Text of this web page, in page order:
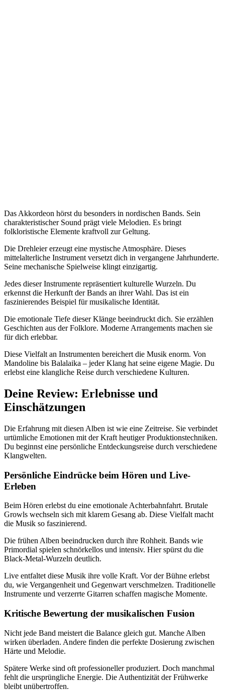
Das Akkordeon hörst du besonders in nordischen Bands. Sein
charakteristischer Sound prägt viele Melodien. Es bringt
folkloristische Elemente kraftvoll zur Geltung.
Die Drehleier erzeugt eine mystische Atmosphäre. Dieses
mittelalterliche Instrument versetzt dich in vergangene Jahrhunderte.
Seine mechanische Spielweise klingt einzigartig.
Jedes dieser Instrumente repräsentiert kulturelle Wurzeln. Du
erkennst die Herkunft der Bands an ihrer Wahl. Das ist ein
faszinierendes Beispiel für musikalische Identität.
Die emotionale Tiefe dieser Klänge beeindruckt dich. Sie erzählen
Geschichten aus der Folklore. Moderne Arrangements machen sie
für dich erlebbar.
Diese Vielfalt an Instrumenten bereichert die Musik enorm. Von
Mandoline bis Balalaika – jeder Klang hat seine eigene Magie. Du
erlebst eine klangliche Reise durch verschiedene Kulturen.
Deine Review: Erlebnisse und
Einschätzungen
Die Erfahrung mit diesen Alben ist wie eine Zeitreise. Sie verbindet
urtümliche Emotionen mit der Kraft heutiger Produktionstechniken.
Du beginnst eine persönliche Entdeckungsreise durch verschiedene
Klangwelten.
Persönliche Eindrücke beim Hören und Live-
Erleben
Beim Hören erlebst du eine emotionale Achterbahnfahrt. Brutale
Growls wechseln sich mit klarem Gesang ab. Diese Vielfalt macht
die Musik so faszinierend.
Die frühen Alben beeindrucken durch ihre Rohheit. Bands wie
Primordial spielen schnörkellos und intensiv. Hier spürst du die
Black-Metal-Wurzeln deutlich.
Live entfaltet diese Musik ihre volle Kraft. Vor der Bühne erlebst
du, wie Vergangenheit und Gegenwart verschmelzen. Traditionelle
Instrumente und verzerrte Gitarren schaffen magische Momente.
Kritische Bewertung der musikalischen Fusion
Nicht jede Band meistert die Balance gleich gut. Manche Alben
wirken überladen. Andere finden die perfekte Dosierung zwischen
Härte und Melodie.
Spätere Werke sind oft professioneller produziert. Doch manchmal
fehlt die ursprüngliche Energie. Die Authentizität der Frühwerke
bleibt unübertroffen.